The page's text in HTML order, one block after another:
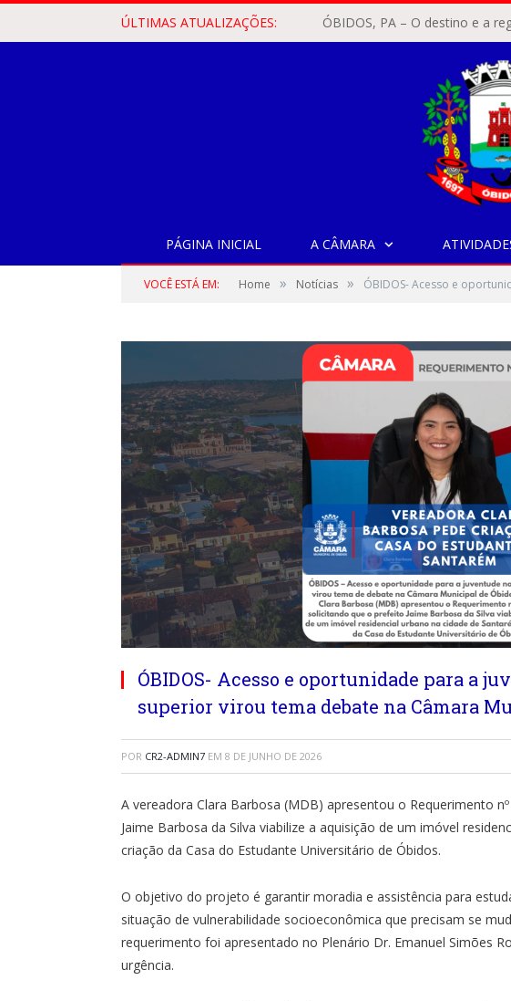
ÚLTIMAS ATUALIZAÇÕES:
PÁGINA INICIAL A CÂMARA
VOCÊ ESTÁ EM: Home » Notícias » ÓBIDOS- Acesso e
ÓBIDOS- Acesso e oportunidade para a
superior virou tema debate na Câmara
POR CR2-ADMIN7 EM 8 DE JUNHO DE 2026
A vereadora Clara Barbosa (MDB) apresentou o Requerimento
Jaime Barbosa da Silva viabilize a aquisição de um imóvel
criação da Casa do Estudante Universitário de Óbidos.
O objetivo do projeto é garantir moradia e assistência para
situação de vulnerabilidade socioeconômica que precisam se
requerimento foi apresentado no Plenário Dr. Emanuel Simões
urgência.